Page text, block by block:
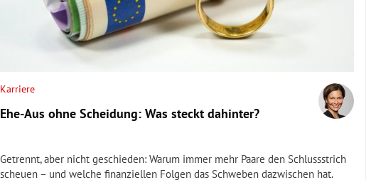
Untermenü
Untermenü
Untermenü
Karriere
Ehe-Aus ohne Scheidung: Was steckt dahinter?
Getrennt, aber nicht geschieden: Warum immer mehr Paare den Schlussstrich
scheuen – und welche finanziellen Folgen das Schweben dazwischen hat.